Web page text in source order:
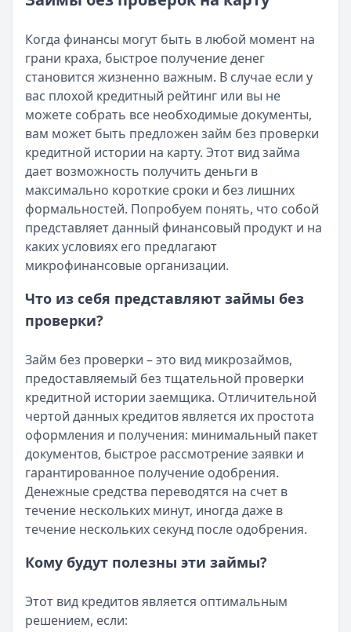
Все статьи
Возврат переплаты в «Займере»: актуальная
Опубликовано:5 декабря 2025 г.
Категория:МФО
Читать новость
Срочный микрозайм 15 000 ₽ на карту: свежая
Кратко:Нужны 15 000 рублей на карту прямо сегодня?
Опубликовано:5 декабря 2025 г.
Категория:МФО
Читать новость
Рекордный рост доли клиентов МФО с iPhone: что
Кратко:В III квартале 2025 года владельцы iPhone
Опубликовано:5 декабря 2025 г.
Категория:МФО
Читать новость
Кратко:Авторизация через Госуслуги ускоряет
Опубликовано:23 ноября 2025 г.
Читать новость
Смс о «одобренном займе» от Bigmani Ru: как
Кратко:Пришло СМС об одобрении займа от Bigmani
Опубликовано:23 ноября 2025 г.
Категория:МФО
Читать новость
Все новости
Когда финансы могут быть в любой момент на
грани краха, быстрое получение денег
становится жизненно важным. В случае если у
вас плохой кредитный рейтинг или вы не
можете собрать все необходимые документы,
вам может быть предложен займ без проверки
кредитной истории на карту. Этот вид займа
дает возможность получить деньги в
максимально короткие сроки и без лишних
формальностей. Попробуем понять, что собой
представляет данный финансовый продукт и на
каких условиях его предлагают
микрофинансовые организации.
Что из себя представляют займы без
проверки?
Займ без проверки – это вид микрозаймов,
предоставляемый без тщательной проверки
кредитной истории заемщика. Отличительной
чертой данных кредитов является их простота
оформления и получения: минимальный пакет
документов, быстрое рассмотрение заявки и
гарантированное получение одобрения.
Денежные средства переводятся на счет в
течение нескольких минут, иногда даже в
течение нескольких секунд после одобрения.
Кому будут полезны эти займы?
Этот вид кредитов является оптимальным
решением, если: